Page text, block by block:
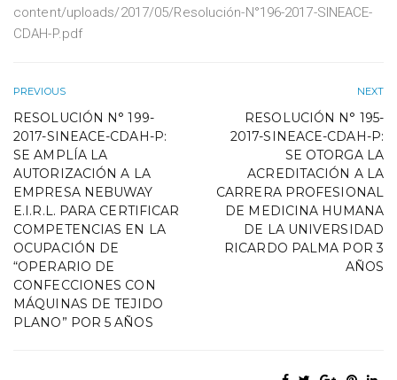
content/uploads/2017/05/Resolución-N°196-2017-SINEACE-
CDAH-P.pdf
PREVIOUS
RESOLUCIÓN N° 199-
2017-SINEACE-CDAH-P:
SE AMPLÍA LA
AUTORIZACIÓN A LA
EMPRESA NEBUWAY
E.I.R.L. PARA CERTIFICAR
COMPETENCIAS EN LA
OCUPACIÓN DE
“OPERARIO DE
CONFECCIONES CON
MÁQUINAS DE TEJIDO
PLANO” POR 5 AÑOS
NEXT
RESOLUCIÓN N° 195-
2017-SINEACE-CDAH-P:
SE OTORGA LA
ACREDITACIÓN A LA
CARRERA PROFESIONAL
DE MEDICINA HUMANA
DE LA UNIVERSIDAD
RICARDO PALMA POR 3
AÑOS